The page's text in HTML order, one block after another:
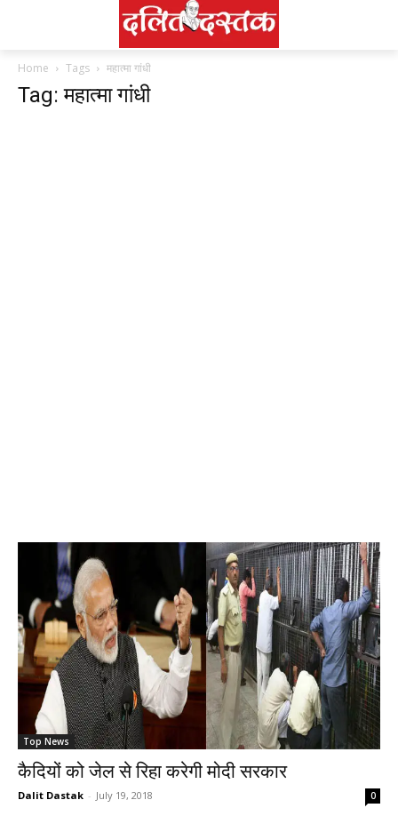
Home Tags महात्मा गांधी
Tag: महात्मा गांधी
Top News
कैदियों को जेल से रिहा करेगी मोदी सरकार
Dalit Dastak - July 19, 2018 0